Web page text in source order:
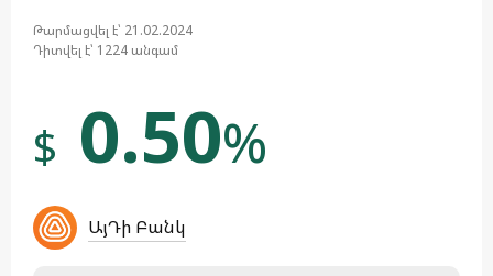
Թարմացվել է՝ 21.02.2024
Դիտվել է՝ 1224 անգամ
$ 0.50%
ԱյԴի Բանկ